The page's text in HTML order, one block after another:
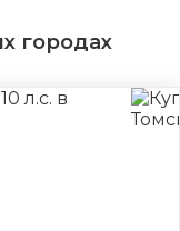
городах